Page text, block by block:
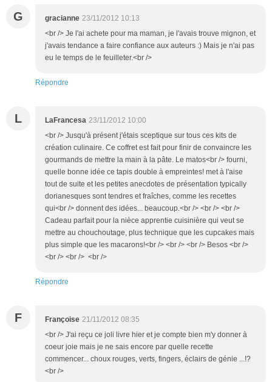
G gracianne 23/11/2012 10:13
<br /> Je l'ai achete pour ma maman, je l'avais trouve mignon, et
j'avais tendance a faire confiance aux auteurs :) Mais je n'ai pas
eu le temps de le feuilleter.<br />
Répondre
L LaFrancesa 23/11/2012 10:00
<br /> Jusqu'à présent j'étais sceptique sur tous ces kits de
création culinaire. Ce coffret est fait pour finir de convaincre les
gourmands de mettre la main à la pâte. Le matos<br /> fourni,
quelle bonne idée ce tapis double à empreintes! met à l'aise
tout de suite et les petites anecdotes de présentation typically
dorianesques sont tendres et fraîches, comme les recettes
qui<br /> donnent des idées... beaucoup.<br /> <br /> <br />
Cadeau parfait pour la nièce apprentie cuisinière qui veut se
mettre au chouchoutage, plus technique que les cupcakes mais
plus simple que les macarons!<br /> <br /> <br /> Besos <br />
<br /> <br /> <br />
Répondre
F Françoise 21/11/2012 08:35
<br /> J'ai reçu ce joli livre hier et je compte bien m'y donner à
coeur joie mais je ne sais encore par quelle recette
commencer... choux rouges, verts, fingers, éclairs de génie ...!?
<br />